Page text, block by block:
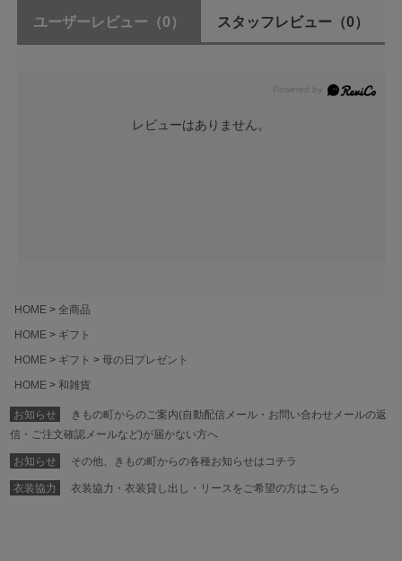
ユーザーレビュー （0） スタッフレビュー （0）
レビューはありません。
HOME
全商品
HOME
ギフト
HOME
ギフト
母の日プレゼント
HOME
和雑貨
お知らせ
きもの町からのご案内(自動配信メール・お問い合わせメールの返
信・ご注文確認メールなど)が届かない方へ
お知らせ その他、きもの町からの各種お知らせはコチラ
衣装協力 衣装協力・衣装貸し出し・リースをご希望の方はこちら